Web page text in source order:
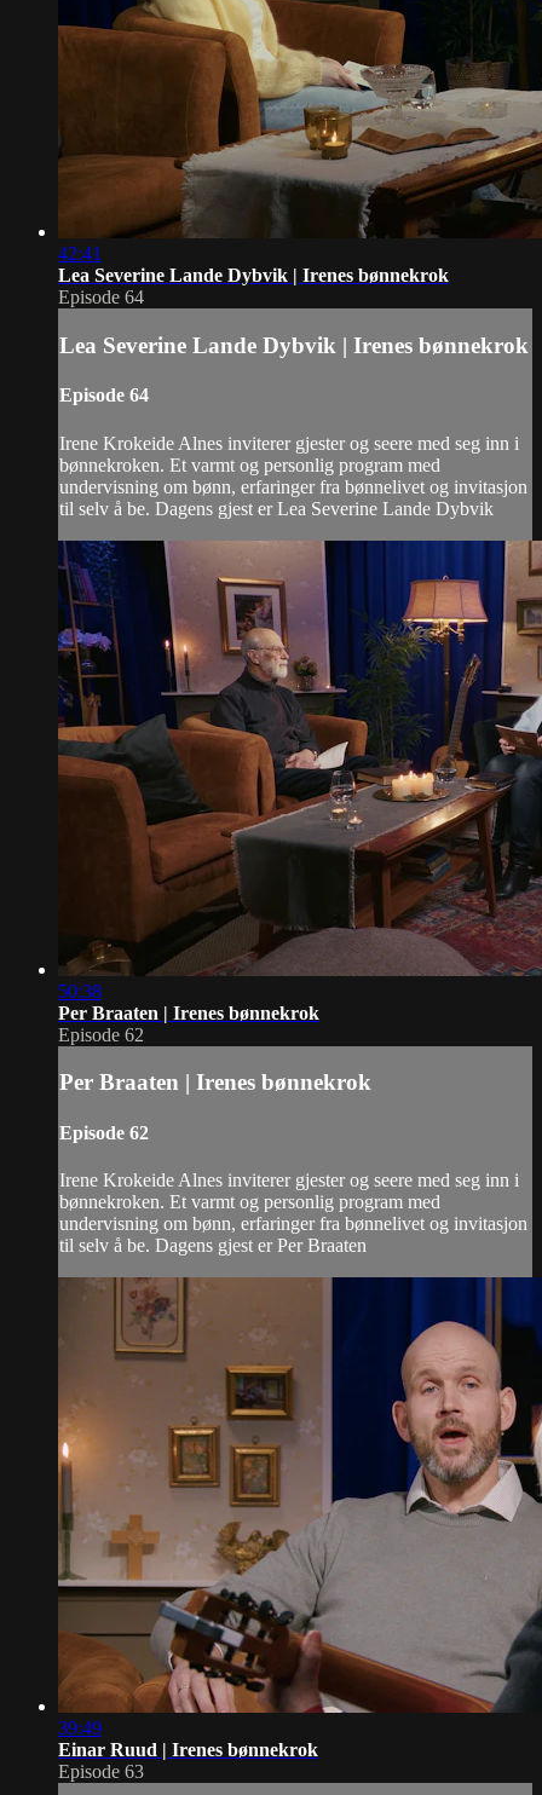
42:41
Lea Severine Lande Dybvik | Irenes bønnekrok
Episode 64
Lea Severine Lande Dybvik | Irenes bønnekrok
Episode 64
Irene Krokeide Alnes inviterer gjester og seere med seg inn i
bønnekroken. Et varmt og personlig program med
undervisning om bønn, erfaringer fra bønnelivet og invitasjon
til selv å be. Dagens gjest er Lea Severine Lande Dybvik
50:38
Per Braaten | Irenes bønnekrok
Episode 62
Per Braaten | Irenes bønnekrok
Episode 62
Irene Krokeide Alnes inviterer gjester og seere med seg inn i
bønnekroken. Et varmt og personlig program med
undervisning om bønn, erfaringer fra bønnelivet og invitasjon
til selv å be. Dagens gjest er Per Braaten
39:49
Einar Ruud | Irenes bønnekrok
Episode 63